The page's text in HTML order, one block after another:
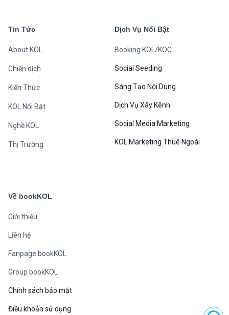
Tin Tức
About KOL
Chiến dịch
Kiến Thức
KOL Nổi Bật
Nghề KOL
Thị Trường
Dịch Vụ Nổi Bật
Booking KOL/KOC
Social Seeding
Sáng Tạo Nội Dung
Dịch Vụ Xây Kênh
Social Media Marketing
KOL Marketing Thuê Ngoài
Về bookKOL
Giới thiệu
Liên hệ
Fanpage bookKOL
Group bookKOL
Chính sách bảo mật
Điều khoản sử dụng